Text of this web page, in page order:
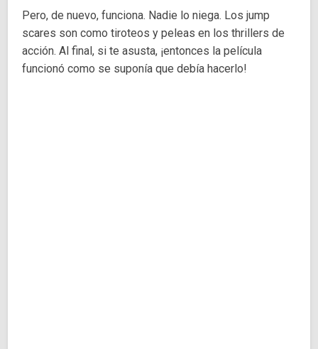
Pero, de nuevo, funciona. Nadie lo niega. Los jump
scares son como tiroteos y peleas en los thrillers de
acción. Al final, si te asusta, ¡entonces la película
funcionó como se suponía que debía hacerlo!